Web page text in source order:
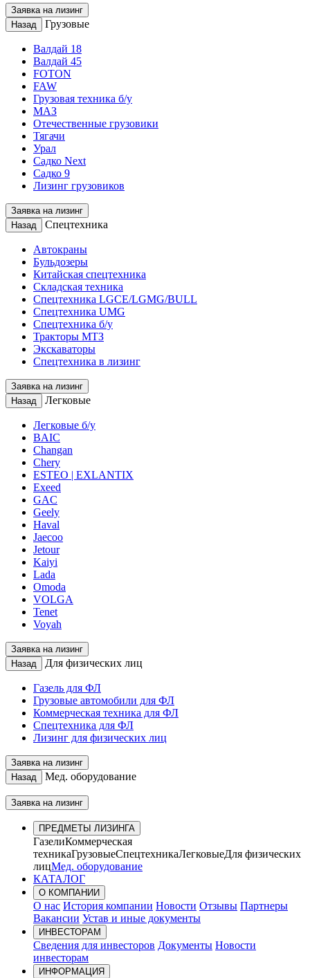
Заявка на лизинг
Назад
Грузовые
Валдай 18
Валдай 45
FOTON
FAW
Грузовая техника б/у
МАЗ
Отечественные грузовики
Тягачи
Урал
Садко Next
Садко 9
Лизинг грузовиков
Заявка на лизинг
Назад
Спецтехника
Автокраны
Бульдозеры
Китайская спецтехника
Складская техника
Спецтехника LGCE/LGMG/BULL
Спецтехника UMG
Спецтехника б/у
Тракторы МТЗ
Экскаваторы
Спецтехника в лизинг
Заявка на лизинг
Назад
Легковые
Легковые б/у
BAIC
Changan
Chery
ESTEO | EXLANTIX
Exeed
GAC
Geely
Haval
Jaecoo
Jetour
Kaiyi
Lada
Omoda
VOLGA
Tenet
Voyah
Заявка на лизинг
Назад
Для физических лиц
Газель для ФЛ
Грузовые автомобили для ФЛ
Коммерческая техника для ФЛ
Спецтехника для ФЛ
Лизинг для физических лиц
Заявка на лизинг
Назад
Мед. оборудование
Заявка на лизинг
ПРЕДМЕТЫ ЛИЗИНГА
ГазелиКоммерческая
техникаГрузовыеСпецтехникаЛегковыеДля физических
лицМед. оборудование
КАТАЛОГ
О КОМПАНИИ
О нас История компании Новости Отзывы Партнеры
Вакансии Устав и иные документы
ИНВЕСТОРАМ
Сведения для инвесторов Документы Новости
инвесторам
ИНФОРМАЦИЯ